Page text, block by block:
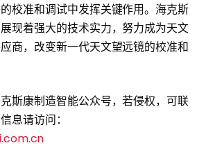
校准和调试中发挥关键作用。海克斯
现着强大的技术实力，努力成为天文
商，改变新一代天文望远镜的校准和
斯康制造智能公众号，若侵权，可联
息请访问：